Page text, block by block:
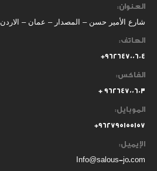
العنوان:
شارع الأمير حسن – المصدار – عمان – الاردن
الهاتف:
٩٦٢٦٤٧٠٠٦٠٤+
الفاكس:
٩٦٢٦٤٧٠٠٦٠٣ +
الموبايل:
٩٦٢٧٩٥١٥٥١٥٧+
الإيميل:
Info@salous-jo.com